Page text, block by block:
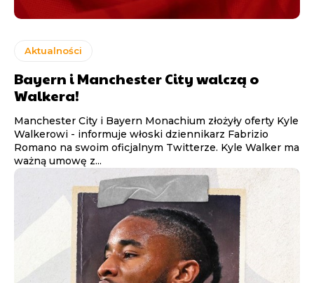
Aktualności
Bayern i Manchester City walczą o
Walkera!
Manchester City i Bayern Monachium złożyły oferty Kyle
Walkerowi - informuje włoski dziennikarz Fabrizio
Romano na swoim oficjalnym Twitterze. Kyle Walker ma
ważną umowę z...